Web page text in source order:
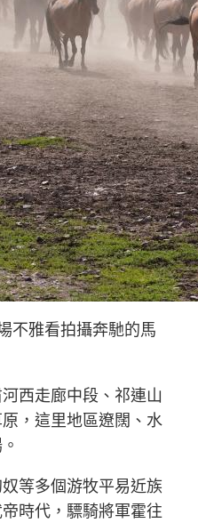
不雅看拍攝奔馳的馬
西走廊中段、祁連山
，這里地區遼闊、水
等多個游牧平易近族
時代，驃騎將軍霍往